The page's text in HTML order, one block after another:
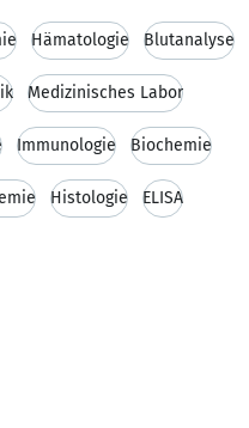
Hämatologie Blutanalyse
Medizinisches Labor
Immunologie Biochemie
Histologie ELISA